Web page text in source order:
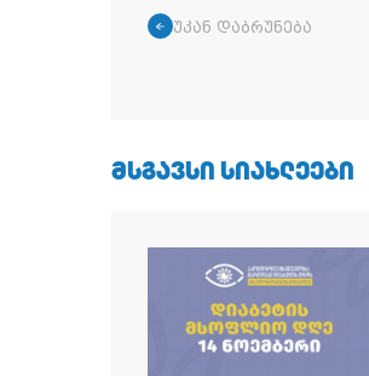
უკან დაბრუნება
ᲛᲡᲒᲐᲕᲡᲘ ᲡᲘᲐᲮᲚᲔᲔᲑᲘ